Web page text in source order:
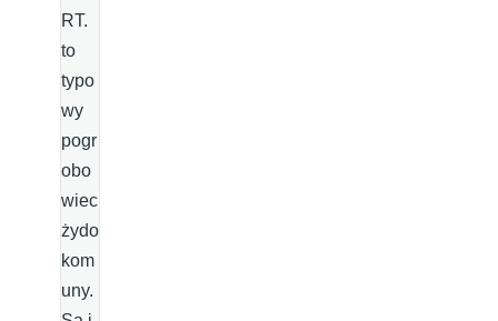
RT.
to
typo
wy
pogr
obo
wiec
żydo
kom
uny.